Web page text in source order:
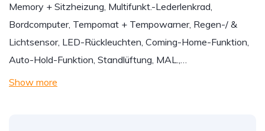
Memory + Sitzheizung, Multifunkt.-Lederlenkrad,
Bordcomputer, Tempomat + Tempowarner, Regen-/ &
Lichtsensor, LED-Rückleuchten, Coming-Home-Funktion,
Auto-Hold-Funktion, Standlüftung, MAL.,…
Show more